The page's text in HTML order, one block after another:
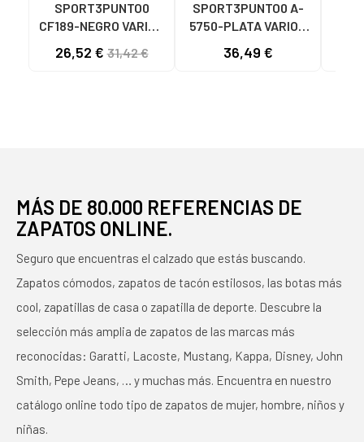
SPORT3PUNTO0
CF189-NEGRO VARIOS
26,52 €31,42 €
SPORT3PUNTO0 A-
5750-PLATA VARIOS
36,49 €
MÁS DE 80.000 REFERENCIAS DE
ZAPATOS ONLINE.
Seguro que encuentras el calzado que estás buscando.
Zapatos cómodos, zapatos de tacón estilosos, las botas más
cool, zapatillas de casa o zapatilla de deporte. Descubre la
selección más amplia de zapatos de las marcas más
reconocidas: Garatti, Lacoste, Mustang, Kappa, Disney, John
Smith, Pepe Jeans, … y muchas más. Encuentra en nuestro
catálogo online todo tipo de zapatos de mujer, hombre, niños y
niñas.